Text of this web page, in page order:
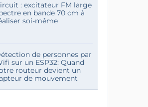
: excitateur FM large
en bande 70 cm à
soi-même
de personnes par
sur un ESP32: Quand
routeur devient un
de mouvement